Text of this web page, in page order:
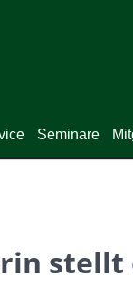
Seminare
stellt